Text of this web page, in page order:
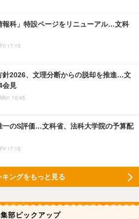
報科」特設ページをリニューアル…文科
17:15
針2026、文理分断からの脱却を推進…文
会見
10:45
一のS評価…文科省、法科大学院の予算配
17:15
キングをもっと見る
部ピックアップ